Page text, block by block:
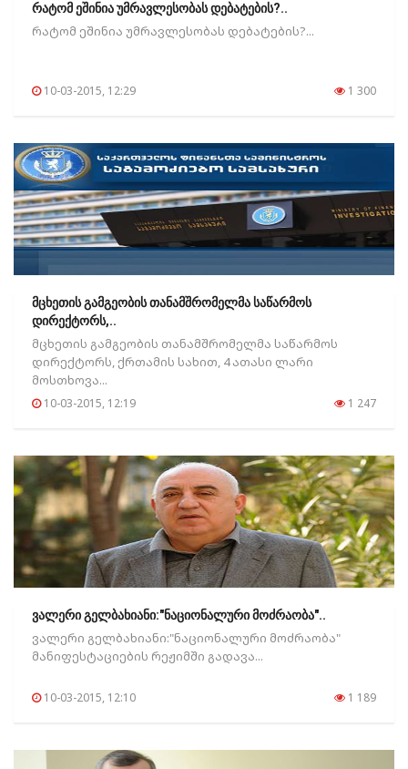
რატომ ეშინია უმრავლესობას დებატების?..
რატომ ეშინია უმრავლესობას დებატების?...
10-03-2015, 12:29 1 300
მცხეთის გამგეობის თანამშრომელმა საწარმოს
დირექტორს,..
მცხეთის გამგეობის თანამშრომელმა საწარმოს
დირექტორს, ქრთამის სახით, 4 ათასი ლარი
მოსთხოვა...
10-03-2015, 12:19 1 247
ვალერი გელბახიანი:"ნაციონალური მოძრაობა"..
ვალერი გელბახიანი:"ნაციონალური მოძრაობა"
მანიფესტაციების რეჟიმში გადავა...
10-03-2015, 12:10 1 189